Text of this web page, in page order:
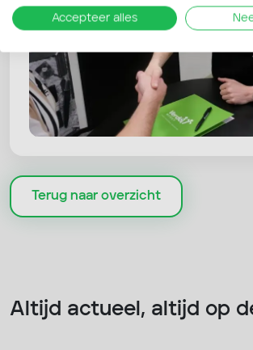
Terug naar overzicht
Altijd actueel, altijd op
Accepteer alles